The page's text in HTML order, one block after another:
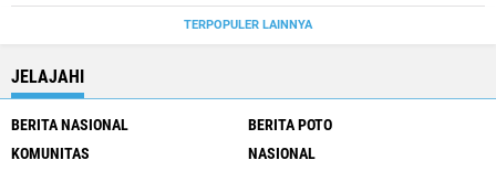
TERPOPULER LAINNYA
JELAJAHI
BERITA NASIONAL
BERITA POTO
KOMUNITAS
NASIONAL